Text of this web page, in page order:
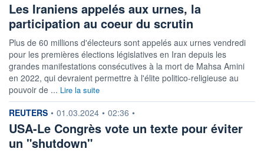
Les Iraniens appelés aux urnes, la
participation au coeur du scrutin
Plus de 60 millions d'électeurs sont appelés aux urnes vendredi
pour les premières élections législatives en Iran depuis les
grandes manifestations consécutives à la mort de Mahsa Amini
en 2022, qui devraient permettre à l'élite politico-religieuse au
pouvoir de ... Lire la suite
information fournie par
REUTERS • 01.03.2024 • 02:36 •
USA-Le Congrès vote un texte pour éviter
un "shutdown"